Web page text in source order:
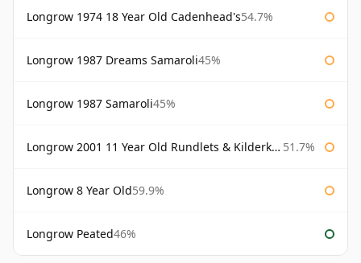
Longrow 1974 18 Year Old Cadenhead's54.7%
Longrow 1987 Dreams Samaroli45%
Longrow 1987 Samaroli45%
Longrow 2001 11 Year Old Rundlets & Kilderkins 51.7%
Longrow 8 Year Old59.9%
Longrow Peated46%